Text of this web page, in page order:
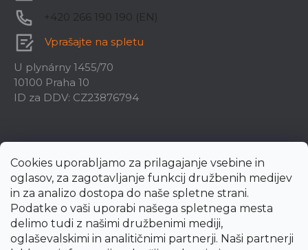
Cookies uporabljamo za prilagajanje vsebine in
oglasov, za zagotavljanje funkcij družbenih medijev
in za analizo dostopa do naše spletne strani.
Podatke o vaši uporabi našega spletnega mesta
delimo tudi z našimi družbenimi mediji,
oglaševalskimi in analitičnimi partnerji. Naši partnerji
+420 266 190 190 (EN)
Vprašajte na spletu
U plynárny 1455/70
10100 Praha 10
ID za DDV: CZ23876794